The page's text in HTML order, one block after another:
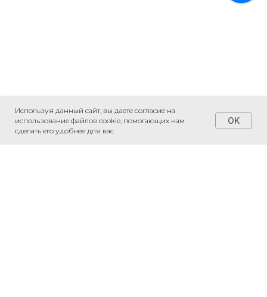
Используя данный сайт, вы даете согласие на
использование файлов cookie, помогающих нам
сделать его удобнее для вас
OK